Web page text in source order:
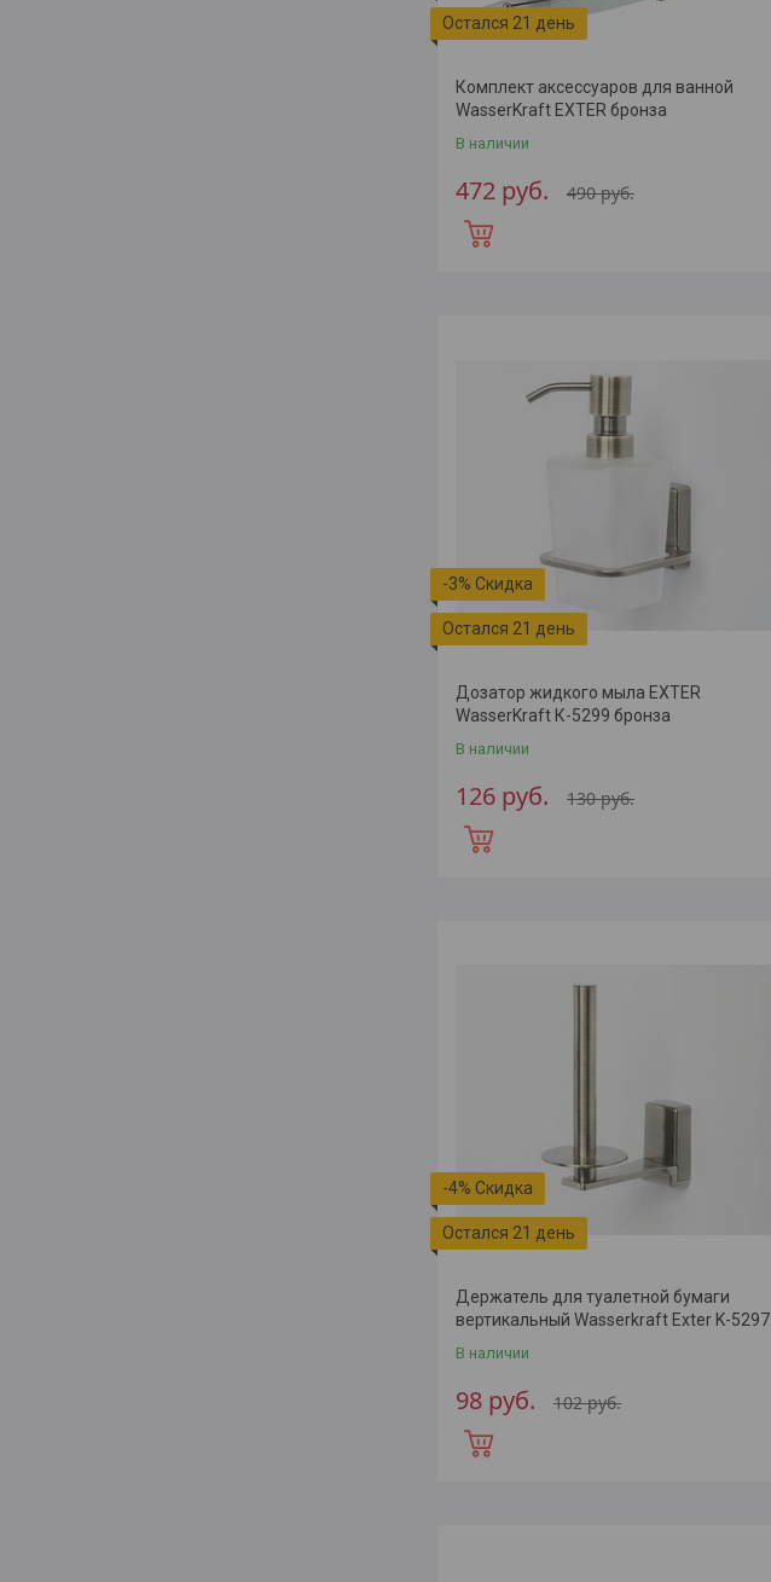
Остался 21 день
Комплект аксессуаров для ванной
WasserKraft EXTER бронза
В наличии
490руб.
472 руб.
-3%
Остался 21 день
Дозатор жидкого мыла EXTER
WasserKraft К-5299 бронза
В наличии
130руб.
126 руб.
-4%
Остался 21 день
Держатель для туалетной бумаги
вертикальный Wasserkraft Exter K-5297
В наличии
102руб.
98 руб.